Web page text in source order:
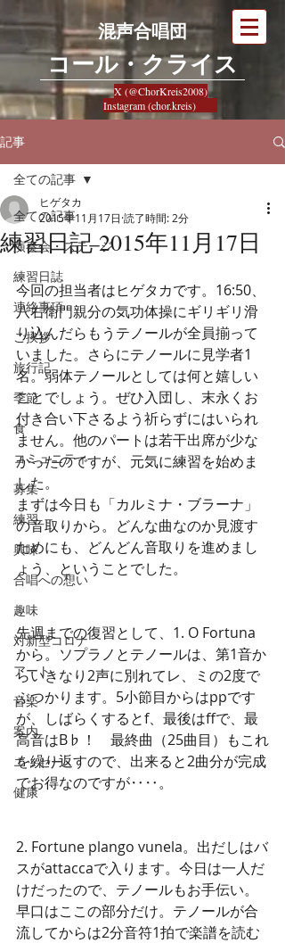
混声合唱団
​コール・クライス
X (@ChorKreis2008)
Instagram (chor.kreis)
記事
全ての記事
演奏会・ステージ
練習日誌
連絡事項
ご挨拶
旅行記
季節
食
コミュニティ
募集
練習
興味
合唱への想い
趣味
対新型コロナ
アート
音楽
案内
エッセー
健康
全ての記事
練習日記 2015年11月17日
ヒゲタカ
2015年11月17日 読了時間: 2分
今回の担当者はヒゲタカです。16:50、
八右衛門親分の気功体操にギリギリ滑
り込んだらもうテノールが全員揃って
いました。さらにテノールに見学者1
名。弱体テノールとしては何と嬉しい
ことでしょう。ぜひ入団し、末永くお
付き合い下さるよう祈らずにはいられ
ません。他のパートは若干出席が少な
かったのですが、元気に練習を始めま
した。
まずは今日も「カルミナ・ブラーナ」
の音取りから。どんな曲なのか見渡す
ためにも、どんどん音取りを進めまし
ょう、ということでした。
先週までの復習として、1. O Fortuna
から。ソプラノとテノールは、第1音か
らいきなり2声に別れてレ、ミの2度で
ぶつかります。5小節目からはppです
が、しばらくするとf、最後はffで、最
高音はB♭！　最終曲（25曲目）もこれ
を繰り返すので、出来ると2曲分が完成
でお得なのですが‥‥。
2. Fortune plango vunela。出だしはバ
スがattaccaで入ります。今日は一人だ
けだったので、テノールもお手伝い。
早口はここの部分だけ。テノールが合
流してからは2分音符1拍で楽譜を読む